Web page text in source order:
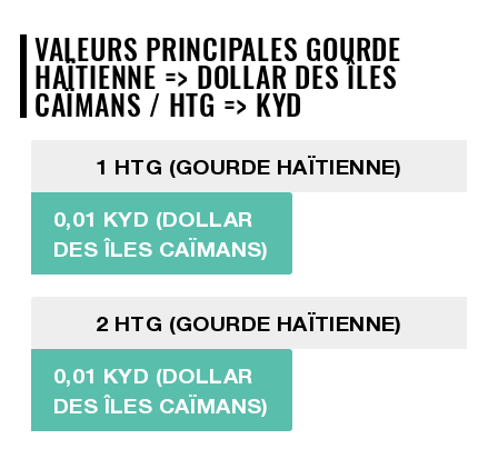
VALEURS PRINCIPALES GOURDE
HAÏTIENNE => DOLLAR DES ÎLES
CAÏMANS / HTG => KYD
1 HTG (GOURDE HAÏTIENNE)
0,01 KYD (DOLLAR
DES ÎLES CAÏMANS)
2 HTG (GOURDE HAÏTIENNE)
0,01 KYD (DOLLAR
DES ÎLES CAÏMANS)